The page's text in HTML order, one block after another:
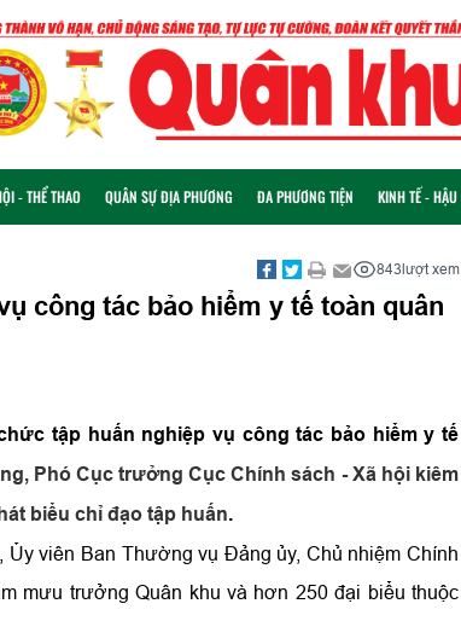
- THỂ THAO QUÂN SỰ ĐỊA PHƯƠNG ĐA PHƯƠNG TIỆN KINH TẾ -
843lượt xem
công tác bảo hiểm y tế toàn quân
tập huấn nghiệp vụ công tác bảo hiểm y tế
Phó Cục trưởng Cục Chính sách - Xã hội kiêm
biểu chỉ đạo tập huấn.
viên Ban Thường vụ Đảng ủy, Chủ nhiệm Chính
mưu trưởng Quân khu và hơn 250 đại biểu thuộc